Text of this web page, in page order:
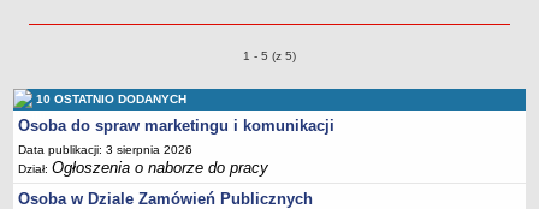
Ogłoszenia o naborze o pozycjach
1 - 5 (z 5)
10 OSTATNIO DODANYCH
Osoba do spraw marketingu i komunikacji
Data publikacji: 3 sierpnia 2026
Dział:Ogłoszenia o naborze do pracy
Osoba w Dziale Zamówień Publicznych